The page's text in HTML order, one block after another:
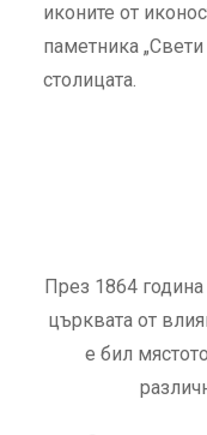
иконите от
паметника
столицата.
През 1864
църквата от
е бил